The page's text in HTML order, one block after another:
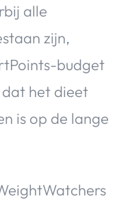
alle
zijn,
budget
het dieet
is op de lange